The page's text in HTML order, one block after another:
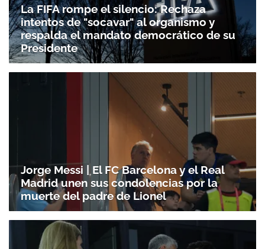
La FIFA rompe el silencio: Rechaza
intentos de "socavar" al organismo y
respalda el mandato democrático de su
Presidente
Jorge Messi | El FC Barcelona y el Real
Madrid unen sus condolencias por la
muerte del padre de Lionel